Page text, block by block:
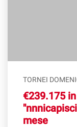
TORNEI
€239.175
mese